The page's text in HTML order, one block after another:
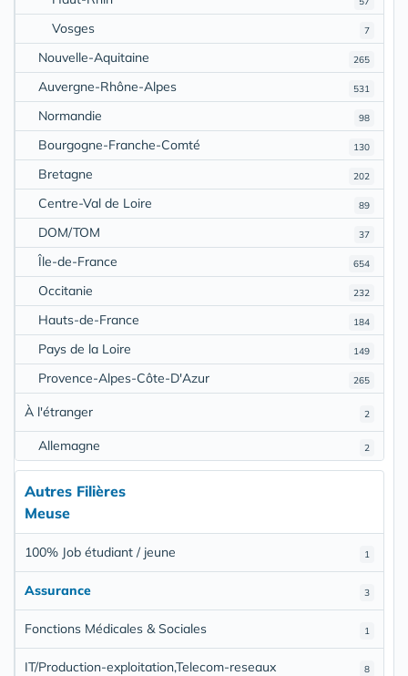
7
Vosges
265
Nouvelle-Aquitaine
531
Auvergne-Rhône-Alpes
98
Normandie
130
Bourgogne-Franche-Comté
202
Bretagne
89
Centre-Val de Loire
37
DOM/TOM
654
Île-de-France
232
Occitanie
184
Hauts-de-France
149
Pays de la Loire
265
Provence-Alpes-Côte-D'Azur
2
À l'étranger
2
Allemagne
Autres Filières
Meuse
1
100% Job étudiant / jeune
3
Assurance
1
Fonctions Médicales & Sociales
8
IT/Production-exploitation,Telecom-reseaux